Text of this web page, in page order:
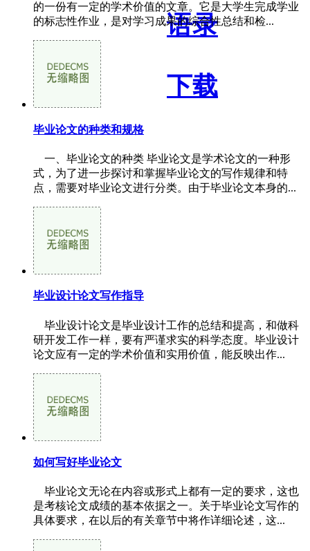
语录
下载
的一份有一定的学术价值的文章。它是大学生完成学业
的标志性作业，是对学习成果的综合性总结和检...
毕业论文的种类和规格
一、毕业论文的种类 毕业论文是学术论文的一种形
式，为了进一步探讨和掌握毕业论文的写作规律和特
点，需要对毕业论文进行分类。由于毕业论文本身的...
毕业设计论文写作指导
毕业设计论文是毕业设计工作的总结和提高，和做科
研开发工作一样，要有严谨求实的科学态度。毕业设计
论文应有一定的学术价值和实用价值，能反映出作...
如何写好毕业论文
毕业论文无论在内容或形式上都有一定的要求，这也
是考核论文成绩的基本依据之一。关于毕业论文写作的
具体要求，在以后的有关章节中将作详细论述，这...